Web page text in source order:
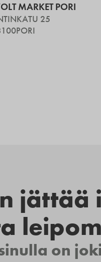
MARKET PORI
25
PORI
jättää
on